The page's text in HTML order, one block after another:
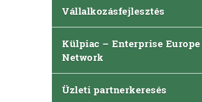
Vállalkozásfejlesztés
Külpiac – Enterprise Europe
Network
Üzleti partnerkeresés